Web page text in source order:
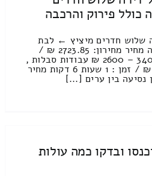
פירוק והרכבה
שלוש חדרים מיציץ ← לבת
שלמה כולל פירוק והרכבה מחיר מחירון: 2723.85 ₪ /
אלה שבטווח המחירים 3400 – 2600 ₪ עבודות סבלות ,
טעינה ופריקה : 1199.96 ₪ / זמן : 1 שעות 6 דקות מחיר
ובדקו כמה עולות